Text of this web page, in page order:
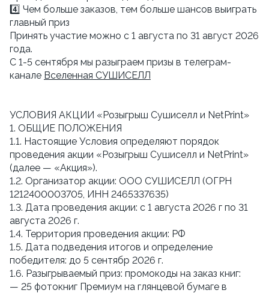
4️⃣ Чем больше заказов, тем больше шансов выиграть
главный приз
Принять участие можно с 1 августа по 31 август 2026
года.
С 1-5 сентября мы разыграем призы в телеграм-
канале Вселенная СУШИСЕЛЛ
УСЛОВИЯ АКЦИИ «Розыгрыш Сушиселл и NetPrint»
1. ОБЩИЕ ПОЛОЖЕНИЯ
1.1. Настоящие Условия определяют порядок
проведения акции «Розыгрыш Сушиселл и NetPrint»
(далее — «Акция»).
1.2. Организатор акции: ООО СУШИСЕЛЛ (ОГРН
1212400003705, ИНН 2465337635)
1.3. Дата проведения акции: с 1 августа 2026 г по 31
августа 2026 г.
1.4. Территория проведения акции: РФ
1.5. Дата подведения итогов и определение
победителя: до 5 сентябр 2026 г.
1.6. Разыгрываемый приз: промокоды на заказ книг:
— 25 фотокниг Премиум на глянцевой бумаге в